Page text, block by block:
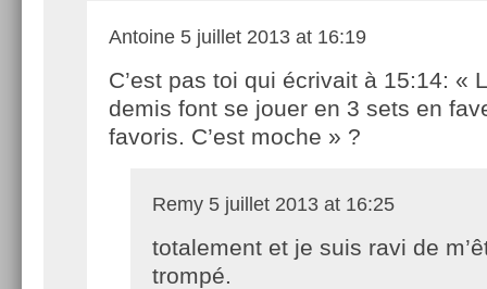
Antoine 5 juillet 2013 at 16:19
C’est pas toi qui écrivait à 15:14: «
demis font se jouer en 3 sets en
favoris. C’est moche » ?
Remy 5 juillet 2013 at 16:25
totalement et je suis ravi de
trompé.